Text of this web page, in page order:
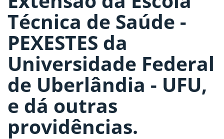
Técnica de Saúde -
PEXESTES da
Universidade Federal
de Uberlândia - UFU,
e dá outras
providências.